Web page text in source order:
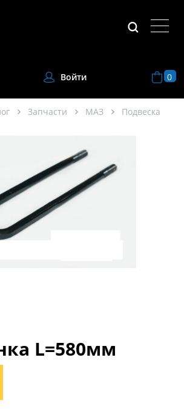
Войти 0
Запчасти МАЗ Подвеска
L=580мм